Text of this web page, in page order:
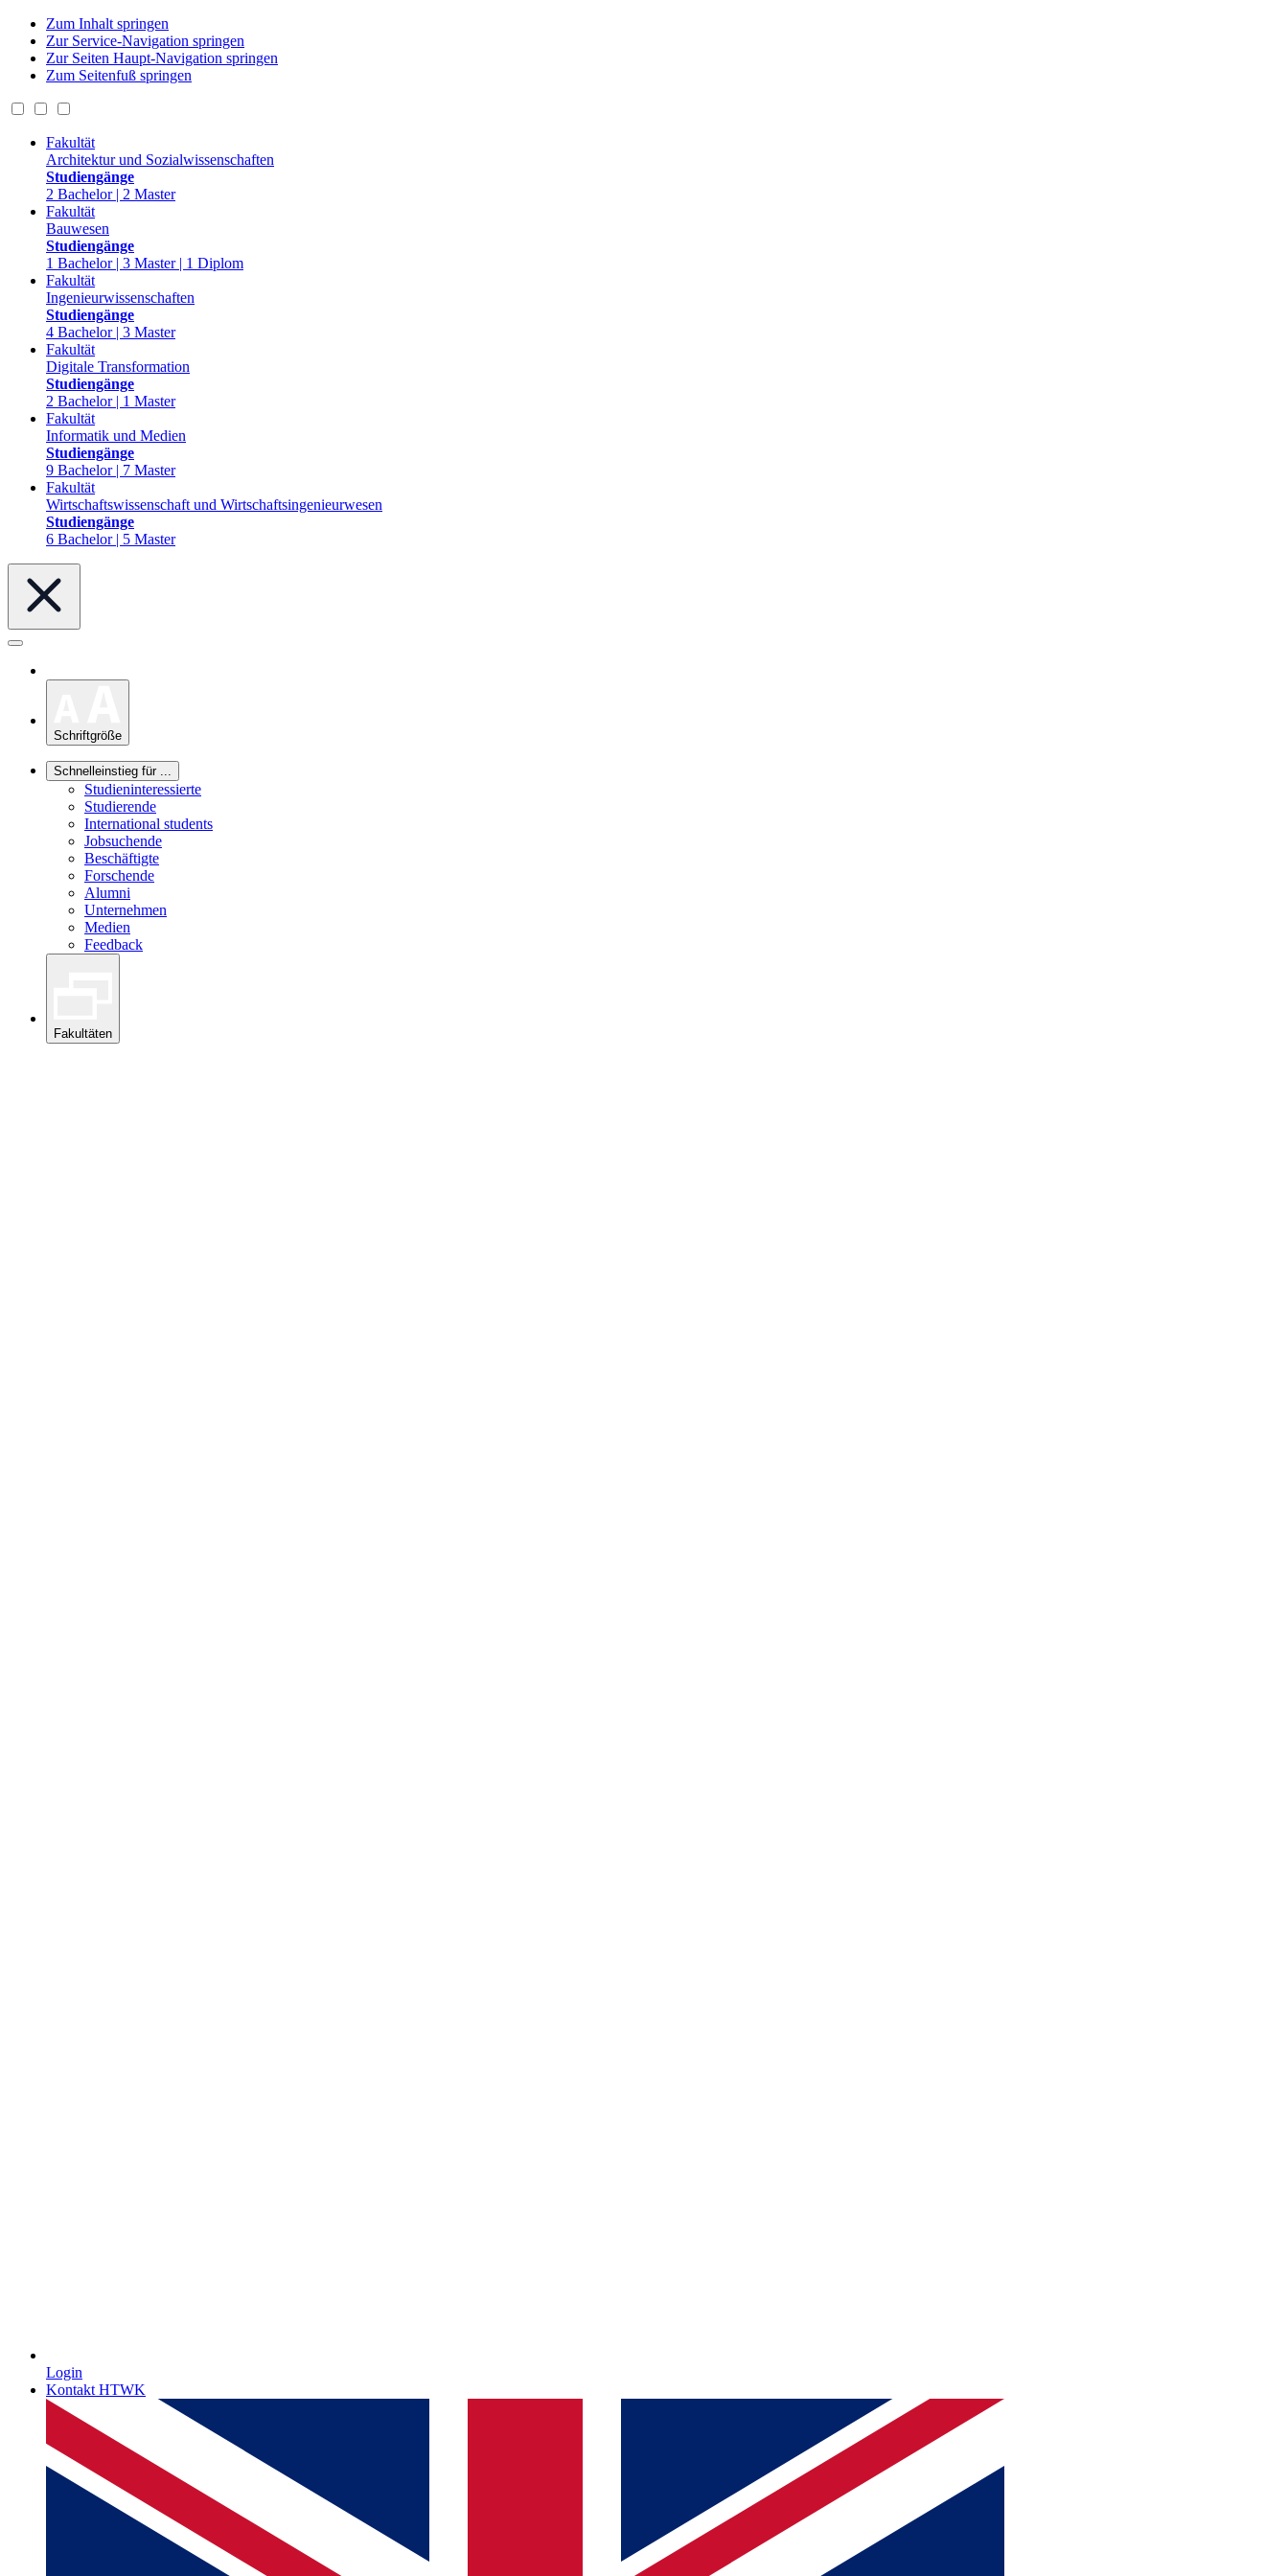
Zum Inhalt springen
Zur Service-Navigation springen
Zur Seiten Haupt-Navigation springen
Zum Seitenfuß springen
Fakultät
Architektur und Sozialwissenschaften
Studiengänge
2 Bachelor | 2 Master
Fakultät
Bauwesen
Studiengänge
1 Bachelor | 3 Master | 1 Diplom
Fakultät
Ingenieurwissenschaften
Studiengänge
4 Bachelor | 3 Master
Fakultät
Digitale Transformation
Studiengänge
2 Bachelor | 1 Master
Fakultät
Informatik und Medien
Studiengänge
9 Bachelor | 7 Master
Fakultät
Wirtschaftswissenschaft und Wirtschaftsingenieurwesen
Studiengänge
6 Bachelor | 5 Master
Schriftgröße
Schnelleinstieg für ...
Studieninteressierte
Studierende
International students
Jobsuchende
Beschäftigte
Forschende
Alumni
Unternehmen
Medien
Feedback
Fakultäten
Login
Kontakt HTWK